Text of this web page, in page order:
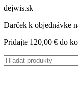
dejwis.sk
Darček k objednávke
Pridajte 120,00 € do